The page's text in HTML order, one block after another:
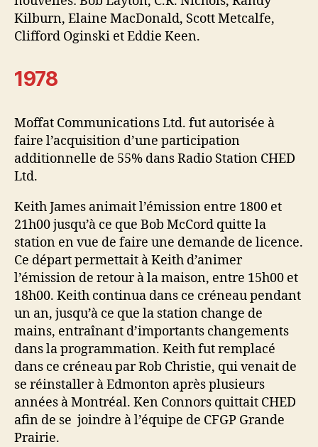
Kilburn, Elaine MacDonald, Scott Metcalfe,
Clifford Oginski et Eddie Keen.
1978
Moffat Communications Ltd. fut autorisée à
faire l’acquisition d’une participation
additionnelle de 55% dans Radio Station CHED
Ltd.
Keith James animait l’émission entre 1800 et
21h00 jusqu’à ce que Bob McCord quitte la
station en vue de faire une demande de licence.
Ce départ permettait à Keith d’animer
l’émission de retour à la maison, entre 15h00 et
18h00. Keith continua dans ce créneau pendant
un an, jusqu’à ce que la station change de
mains, entraînant d’importants changements
dans la programmation. Keith fut remplacé
dans ce créneau par Rob Christie, qui venait de
se réinstaller à Edmonton après plusieurs
années à Montréal. Ken Connors quittait CHED
afin de se joindre à l’équipe de CFGP Grande
Prairie.